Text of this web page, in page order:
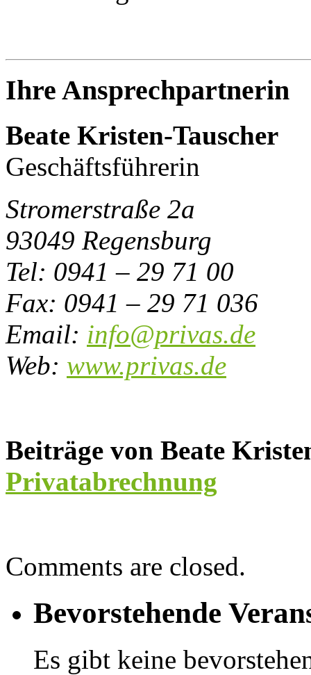
Ihre Ansprechpartnerin
Beate Kristen-Tauscher
Geschäftsführerin
Stromerstraße 2a
93049 Regensburg
Tel: 0941 – 29 71 00
Fax: 0941 – 29 71 036
Email: info@privas.de
Web: www.privas.de
Beiträge von Beate
Privatabrechnung
Comments are closed.
Bevorstehende
Es gibt keine